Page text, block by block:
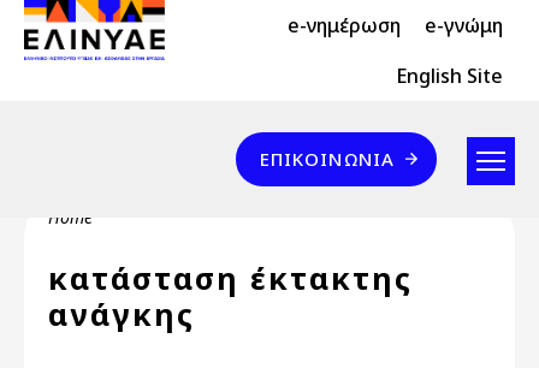
Skip to main content
Header Top 2 e-νημέρωση e-γνώμη
Header Top English Site
Επικοινωνία
ΕΠΙΚΟΙΝΩΝΊΑ
Breadcrumb
Home
κατάσταση έκτακτης
ανάγκης